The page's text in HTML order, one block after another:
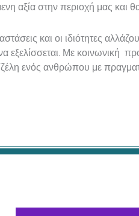
αξία στην περιοχή μας και
και οι ιδιότητες
εξελίσσεται. Με κοινωνική
ενός ανθρώπου με